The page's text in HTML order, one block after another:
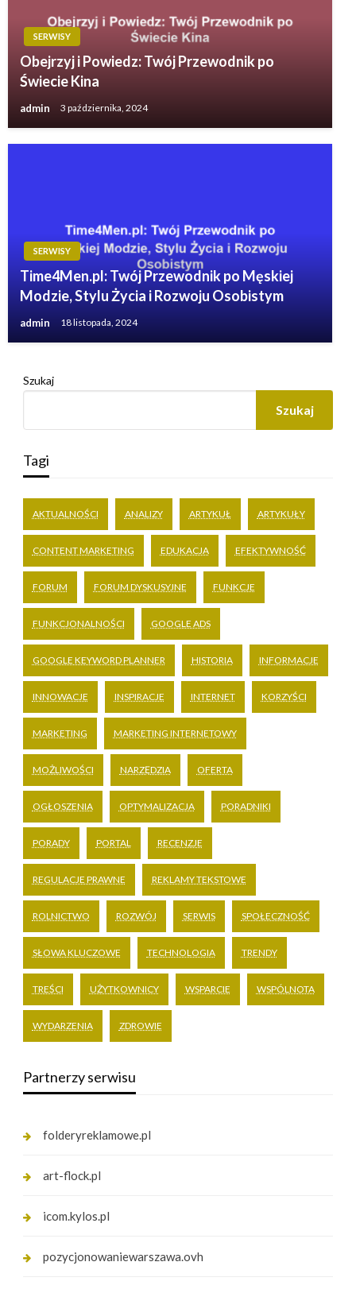
SERWISY
Obejrzyj i Powiedz: Twój Przewodnik po
Świecie Kina
admin 3 października, 2024
SERWISY
Time4Men.pl: Twój Przewodnik po Męskiej
Modzie, Stylu Życia i Rozwoju Osobistym
admin 18 listopada, 2024
Szukaj
Szukaj
Tagi
AKTUALNOŚCI ANALIZY ARTYKUŁ ARTYKUŁY
CONTENT MARKETING EDUKACJA EFEKTYWNOŚĆ
FORUM FORUM DYSKUSYJNE FUNKCJE
FUNKCJONALNOŚCI GOOGLE ADS
GOOGLE KEYWORD PLANNER HISTORIA INFORMACJE
INNOWACJE INSPIRACJE INTERNET KORZYŚCI
MARKETING MARKETING INTERNETOWY
MOŻLIWOŚCI NARZĘDZIA OFERTA
OGŁOSZENIA OPTYMALIZACJA PORADNIKI
PORADY PORTAL RECENZJE
REGULACJE PRAWNE REKLAMY TEKSTOWE
ROLNICTWO ROZWÓJ SERWIS SPOŁECZNOŚĆ
SŁOWA KLUCZOWE TECHNOLOGIA TRENDY
TREŚCI UŻYTKOWNICY WSPARCIE WSPÓLNOTA
WYDARZENIA ZDROWIE
Partnerzy serwisu
folderyreklamowe.pl
art-flock.pl
icom.kylos.pl
pozycjonowaniewarszawa.ovh